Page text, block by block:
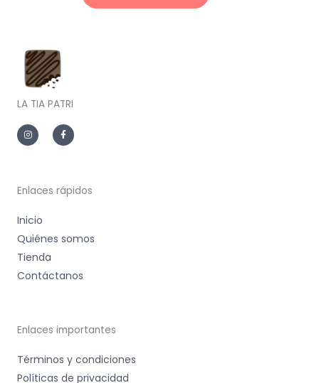
LA TIA PATRI
n
s
t
m
a
c
e
-
f
Enlaces rápidos
Inicio
Quiénes somos
Tienda
Contáctanos
Enlaces importantes
Términos y condiciones
Políticas de privacidad